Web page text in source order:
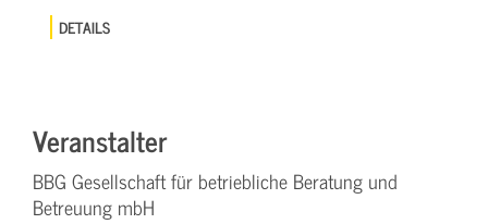
DETAILS
Veranstalter
BBG Gesellschaft für betriebliche Beratung und
Betreuung mbH